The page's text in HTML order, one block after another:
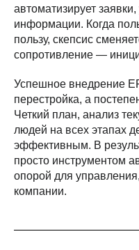
автоматизирует
информации. Когда
пользу, скепсис
сопротивление —
Успешное внедрение
перестройка, а
Четкий план, анализ
людей на всех этапах
эффективным. В
просто инструментом
опорой для
компании.